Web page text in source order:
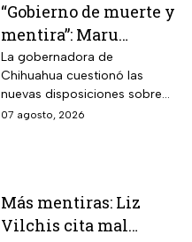
“Gobierno de muerte y
mentira”: Maru
Campos arremete
contra Morena por
polémicos
lineamientos de
La gobernadora de
Chihuahua cuestionó las
nuevas disposiciones sobre
medios y lanzó fuertes
07 agosto, 2026
Más mentiras: Liz
Vilchis cita mal